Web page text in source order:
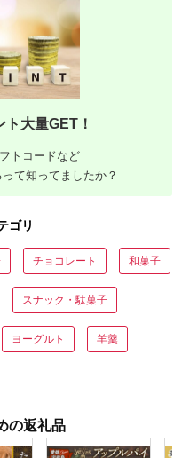
大量GET！
トコードなど
て知ってましたか？
ゴリ
チョコレート 和菓子
スナック・駄菓子
ヨーグルト 羊羹
の返礼品